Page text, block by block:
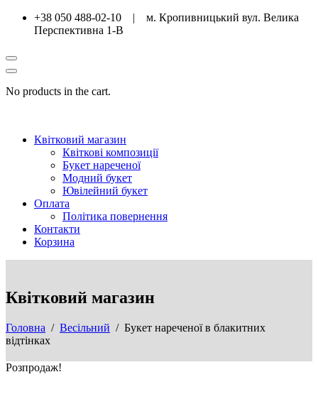
+38 050 488-02-10 | м. Кропивницький вул. Велика
Перспективна 1-В
No products in the cart.
Квітковий магазин
Квіткові композиції
Букет нареченої
Модний букет
Ювілейний букет
Оплата
Політика повернення
Контакти
Корзина
Квітковий магазин
Головна / Весільний / Букет нареченої в блакитних
відтінках
Розпродаж!